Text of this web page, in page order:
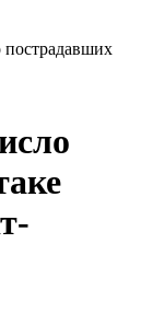
пострадавших